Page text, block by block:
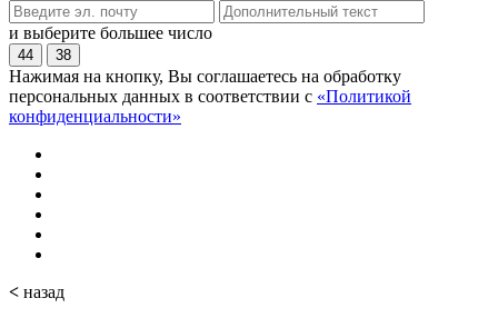
и выберите большее число
44 38
Нажимая на кнопку, Вы соглашаетесь на обработку
персональных данных в соответствии с «Политикой
конфиденциальности»
< назад